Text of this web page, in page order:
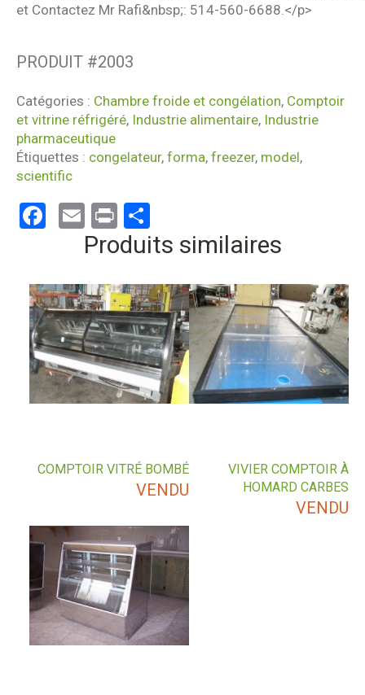
et Contactez Mr Rafi&nbsp;: 514-560-6688.</p>
PRODUIT #2003
Catégories : Chambre froide et congélation, Comptoir
et vitrine réfrigéré, Industrie alimentaire, Industrie
pharmaceutique
Étiquettes : congelateur, forma, freezer, model,
scientific
Facebook
Email
Print
Produits similaires
VIVIER COMPTOIR À
HOMARD CARBES
VENDU
COMPTOIR VITRÉ BOMBÉ
VENDU